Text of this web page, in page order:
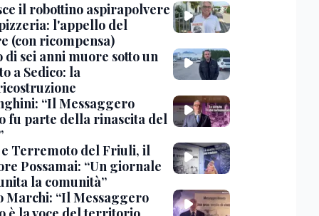
il robottino aspirapolvere
l'appello del
(con ricompensa)
di sei anni muore sotto un
a Sedico: la
“Il Messaggero
fu parte della rinascita del
Terremoto del Friuli, il
Possamai: “Un giornale
la comunità”
Marchi: “Il Messaggero